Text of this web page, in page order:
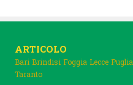
ARTICOLO
Bari Brindisi Foggia Lecce Puglia
Taranto